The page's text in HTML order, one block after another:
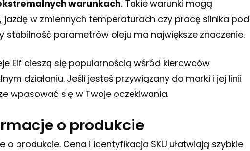
warunkach. Takie warunki mogą
w zmiennych temperaturach czy pracę silnika pod
stabilność parametrów oleju ma największe znaczenie.
Elf cieszą się popularnością wśród kierowców
działaniu. Jeśli jesteś przywiązany do marki i jej linii
wpasować się w Twoje oczekiwania.
o produkcie
o produkcie. Cena i identyfikacja SKU ułatwiają szybkie